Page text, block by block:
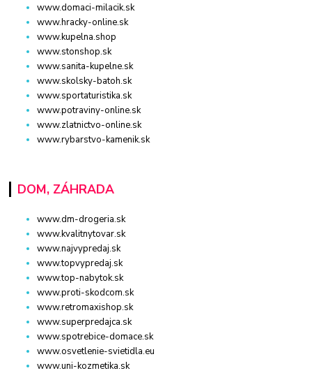
www.domaci-milacik.sk
www.hracky-online.sk
www.kupelna.shop
www.stonshop.sk
www.sanita-kupelne.sk
www.skolsky-batoh.sk
www.sportaturistika.sk
www.potraviny-online.sk
www.zlatnictvo-online.sk
www.rybarstvo-kamenik.sk
DOM, ZÁHRADA
www.dm-drogeria.sk
www.kvalitnytovar.sk
www.najvypredaj.sk
www.topvypredaj.sk
www.top-nabytok.sk
www.proti-skodcom.sk
www.retromaxishop.sk
www.superpredajca.sk
www.spotrebice-domace.sk
www.osvetlenie-svietidla.eu
www.uni-kozmetika.sk